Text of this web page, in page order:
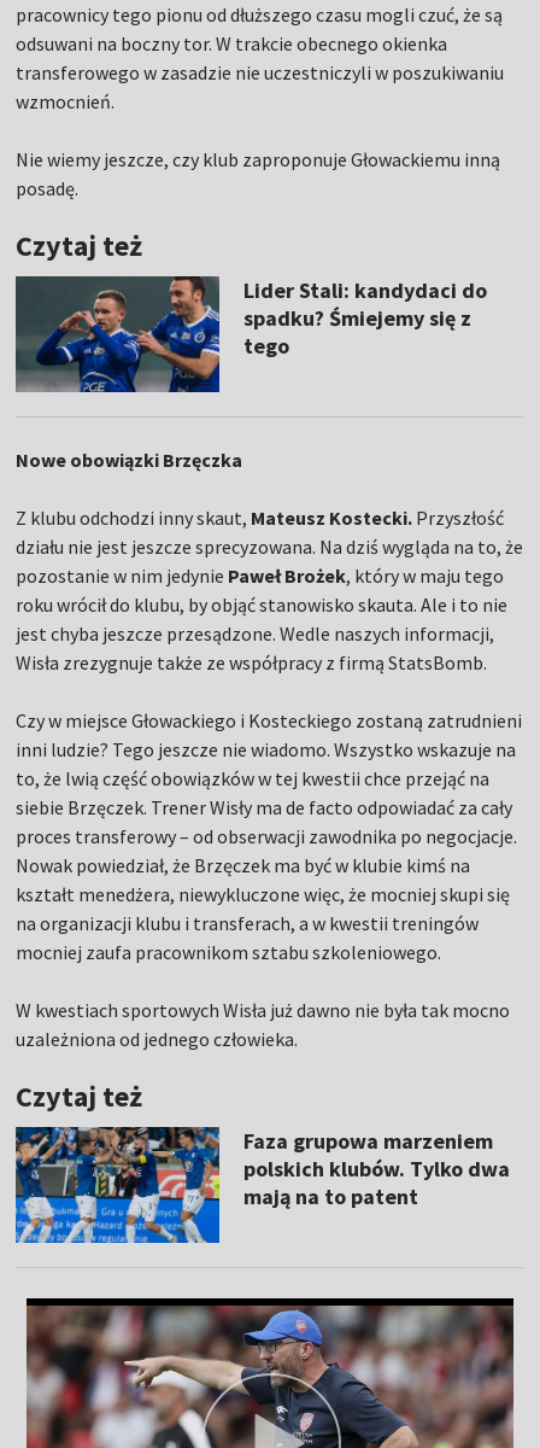
pracownicy tego pionu od dłuższego czasu mogli czuć, że są
odsuwani na boczny tor. W trakcie obecnego okienka
transferowego w zasadzie nie uczestniczyli w poszukiwaniu
wzmocnień.
Nie wiemy jeszcze, czy klub zaproponuje Głowackiemu inną
posadę.
Czytaj też
Lider Stali: kandydaci do
spadku? Śmiejemy się z
tego
Nowe obowiązki Brzęczka
Z klubu odchodzi inny skaut, Mateusz Kostecki. Przyszłość
działu nie jest jeszcze sprecyzowana. Na dziś wygląda na to, że
pozostanie w nim jedynie Paweł Brożek, który w maju tego
roku wrócił do klubu, by objąć stanowisko skauta. Ale i to nie
jest chyba jeszcze przesądzone. Wedle naszych informacji,
Wisła zrezygnuje także ze współpracy z firmą StatsBomb.
Czy w miejsce Głowackiego i Kosteckiego zostaną zatrudnieni
inni ludzie? Tego jeszcze nie wiadomo. Wszystko wskazuje na
to, że lwią część obowiązków w tej kwestii chce przejąć na
siebie Brzęczek. Trener Wisły ma de facto odpowiadać za cały
proces transferowy – od obserwacji zawodnika po negocjacje.
Nowak powiedział, że Brzęczek ma być w klubie kimś na
kształt menedżera, niewykluczone więc, że mocniej skupi się
na organizacji klubu i transferach, a w kwestii treningów
mocniej zaufa pracownikom sztabu szkoleniowego.
W kwestiach sportowych Wisła już dawno nie była tak mocno
uzależniona od jednego człowieka.
Czytaj też
Faza grupowa marzeniem
polskich klubów. Tylko dwa
mają na to patent